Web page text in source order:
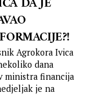
Agrokora Ivica
dana
ministra financija
je na